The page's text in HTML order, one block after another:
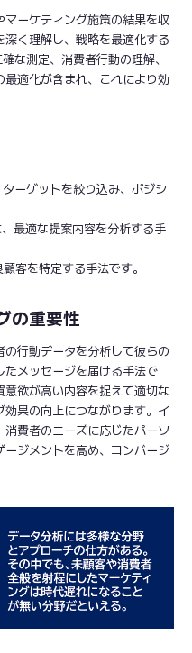
ーケティング施策の結果を収
く理解し、戦略を最適化する
な測定、消費者行動の理解、
適化が含まれ、これにより効
ーゲットを絞り込み、ポジシ
最適な提案内容を分析する手
客を特定する手法です。
の重要性
行動データを分析して彼らの
たメッセージを届ける手法で
欲が高い内容を捉えて適切な
果の向上につながります。イ
費者のニーズに応じたパーソ
ジメントを高め、コンバージ